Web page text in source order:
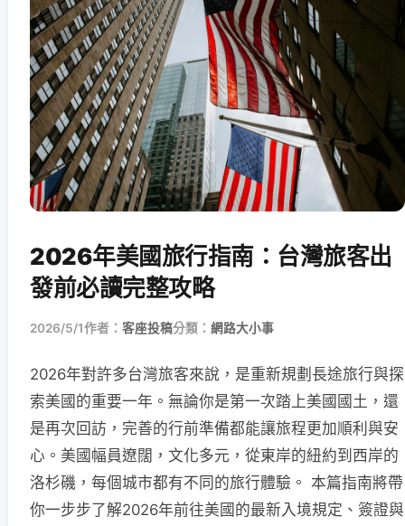
2026年美國旅行指南：台灣旅客出
發前必讀完整攻略
2026/5/1作者： 客座投稿分類： 網路大小事
2026年對許多台灣旅客來說，是重新規劃長途旅行與探
索美國的重要一年。無論你是第一次踏上美國國土，還
是再次回訪，完善的行前準備都能讓旅程更加順利與安
心。美國幅員遼闊，文化多元，從東岸的紐約到西岸的
洛杉磯，每個城市都有不同的旅行體驗。 本篇指南將帶
你一步步了解2026年前往美國的最新入境規定、簽證與